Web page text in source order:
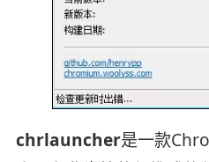
chrlauncher是一款